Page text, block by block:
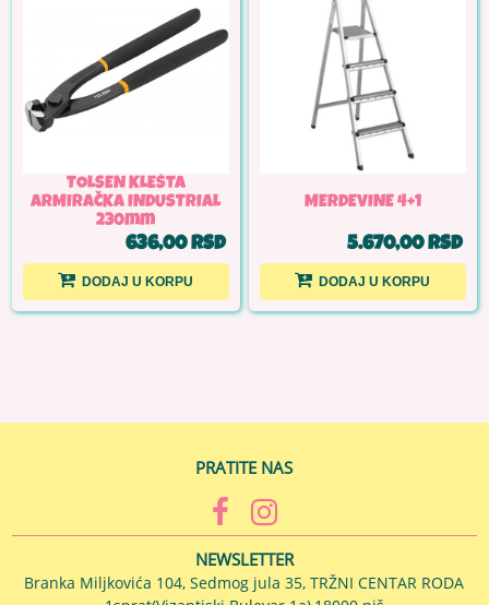
TOLSEN KLEŠTA
ARMIRAČKA INDUSTRIAL
230mm
636,00 RSD
DODAJ U KORPU
MERDEVINE 4+1
5.670,00 RSD
DODAJ U KORPU
PRATITE NAS
NEWSLETTER
Branka Miljkovića 104, Sedmog jula 35, TRŽNI CENTAR RODA